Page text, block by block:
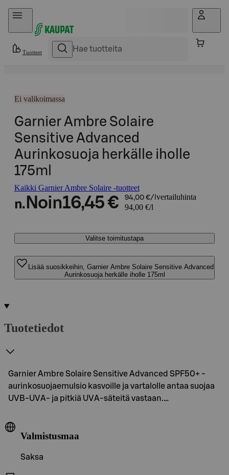
Hyppää sisältöön
Tuotteet
Ei valikoimassa
Garnier Ambre Solaire
Sensitive Advanced
Aurinkosuoja herkälle iholle
175ml
Kaikki Garnier Ambre Solaire -tuotteet
n. Noin16,45 € 94,00 €/l vertailuhinta
94,00 €/l
Valitse toimitustapa
Lisää suosikkeihin, Garnier Ambre Solaire Sensitive Advanced
Aurinkosuoja herkälle iholle 175ml
Tuotetiedot
Garnier Ambre Solaire Sensitive Advanced SPF50+ -
aurinkosuojaemulsio kasvoille ja vartalolle antaa suojaa
UVB-UVA- ja pitkiä UVA-säteitä vastaan.…
Valmistusmaa
Saksa